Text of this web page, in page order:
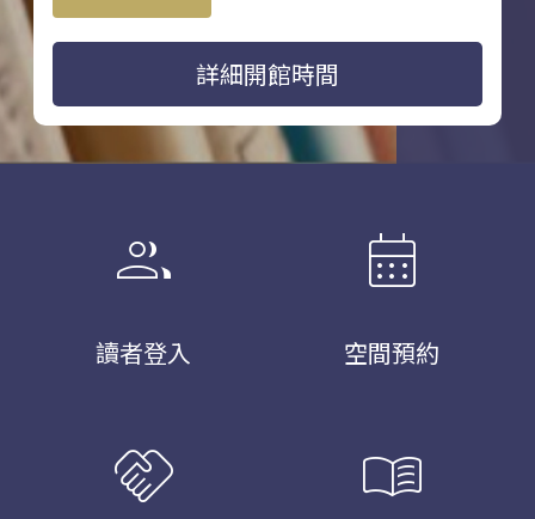
詳細開館時間
group
讀者登入
calendar_month
空間預約
handshake menu_book